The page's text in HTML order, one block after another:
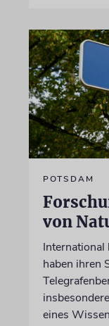
POTSDAM
von
haben ihren
eines